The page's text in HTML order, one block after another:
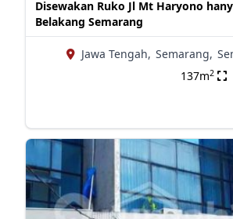
Disewakan Ruko Jl Mt Haryono
Belakang Semarang
Jawa Tengah, Semarang,
137m2